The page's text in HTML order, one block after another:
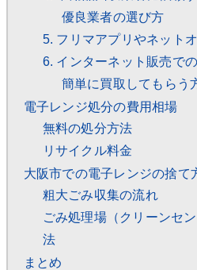
優良業者の選び方
5. フリマアプリやネット
6. インターネット販売で
簡単に買取してもらう
電子レンジ処分の費用相場
無料の処分方法
リサイクル料金
大阪市での電子レンジの捨て
粗大ごみ収集の流れ
ごみ処理場（クリーンセ
法
まとめ